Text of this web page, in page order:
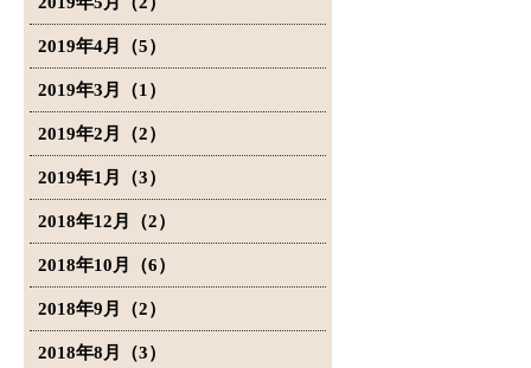
2019年4月（5）
2019年3月（1）
2019年2月（2）
2019年1月（3）
2018年12月（2）
2018年10月（6）
2018年9月（2）
2018年8月（3）